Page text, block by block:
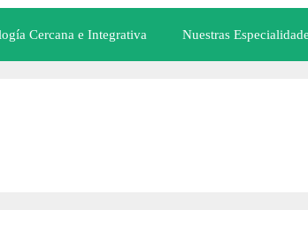
Cercana e Integrativa Nuestras